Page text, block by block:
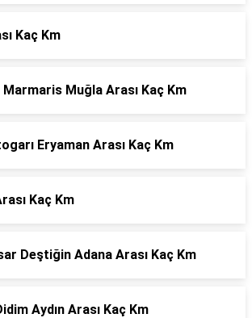
Kaç Km
Muğla Arası Kaç Km
Eryaman Arası Kaç Km
Kaç Km
Deştiğin Adana Arası Kaç Km
Aydın Arası Kaç Km